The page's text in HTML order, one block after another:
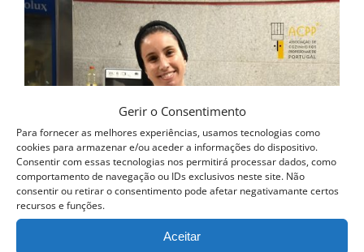
Gerir o Consentimento
Para fornecer as melhores experiências, usamos tecnologias como
cookies para armazenar e/ou aceder a informações do dispositivo.
Consentir com essas tecnologias nos permitirá processar dados, como
comportamento de navegação ou IDs exclusivos neste site. Não
consentir ou retirar o consentimento pode afetar negativamante certos
recursos e funções.
Aceitar